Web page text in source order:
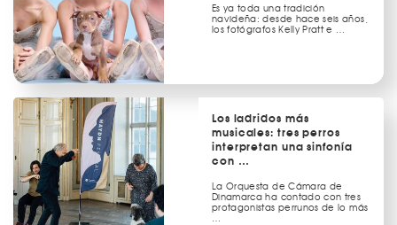
Es ya toda una tradición
navideña: desde hace seis años,
los fotógrafos Kelly Pratt e …
Los ladridos más
musicales: tres perros
interpretan una sinfonía
con …
La Orquesta de Cámara de
Dinamarca ha contado con tres
protagonistas perrunos de lo más
…